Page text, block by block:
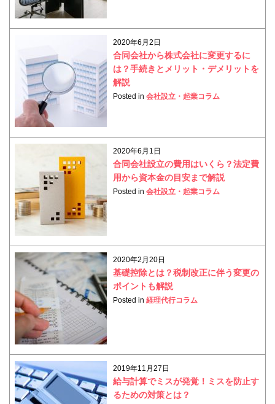
2020年6月2日
合同会社から株式会社に変更するに
は？手続きとメリット・デメリットを
解説
Posted in会社設立・起業コラム
2020年6月1日
合同会社設立の費用はいくら？法定費
用から資本金の目安まで解説
Posted in会社設立・起業コラム
2020年2月20日
基礎控除とは？税制改正に伴う変更の
ポイントも解説
Posted in経理代行コラム
2019年11月27日
給与計算でミスが発覚！ミスを防止す
るための対策とは？